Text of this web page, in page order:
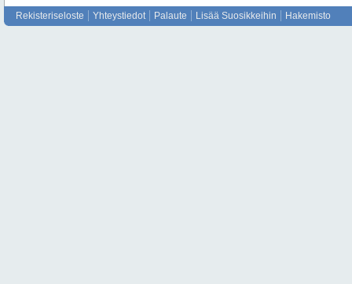
Rekisteriseloste Yhteystiedot Palaute Lisää Suosikkeihin Hakemisto